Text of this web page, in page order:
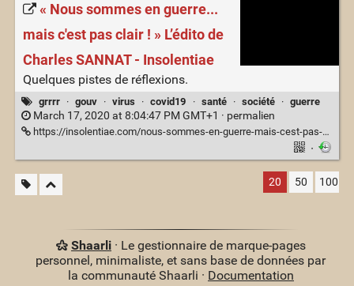
« Nous sommes en guerre...
mais c'est pas clair ! » L’édito de
Charles SANNAT - Insolentiae
Quelques pistes de réflexions.
grrrr · gouv · virus · covid19 · santé · société · guerre
March 17, 2020 at 8:04:47 PM GMT+1 · permalien
https://insolentiae.com/nous-sommes-en-guerre-mais-cest-pas-clair-ledito-de-charles-sannat/
·
20 50 100
Shaarli· Le gestionnaire de marque-pages
personnel, minimaliste, et sans base de données par
la communauté Shaarli · Documentation